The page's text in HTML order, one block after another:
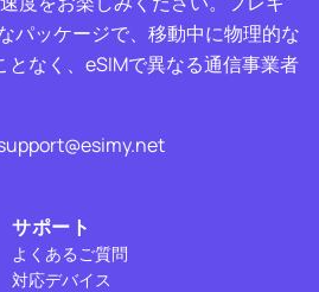
パッケージで、移動中に物理的な
となく、eSIMで異なる通信事業者
サポート
よくあるご質問
対応デバイス